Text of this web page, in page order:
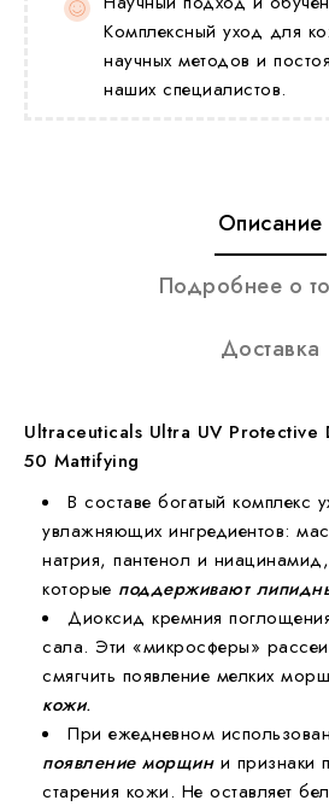
Комплексный уход для
научных методов и
наших специалистов.
Описание
Подробнее о
Доставка
Ultraceuticals Ultra UV Protective
50 Mattifying
В составе богатый комплекс
увлажняющих ингредиентов:
натрия, пантенол и ниацинамид,
которые поддерживают
Диоксид кремния
сала. Эти «микросферы»
смягчить появление мелких
кожи.
При ежедневном
появление морщини признаки
старения кожи. Не оставляет